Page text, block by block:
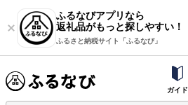
ふるなびアプリなら
返礼品がもっと探しやすい！
ふるさと納税サイト「ふるなび」
ガイド